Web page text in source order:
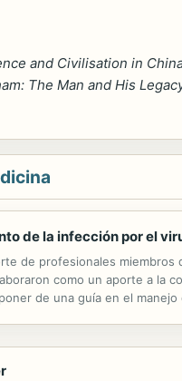
and Civilisation in
The Man and His
de la infección por el
de profesionales miembros
como un aporte a la
de una guía en el